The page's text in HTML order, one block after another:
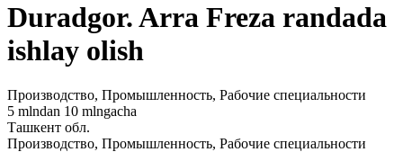
Duradgor. Arra Freza randada
ishlay olish
Производство, Промышленность, Рабочие специальности
5 mlndan 10 mlngacha
Ташкент обл.
Производство, Промышленность, Рабочие специальности